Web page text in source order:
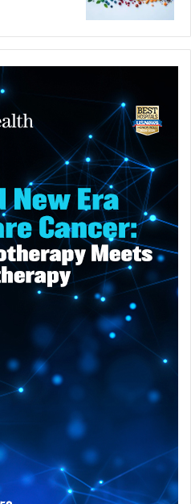
وأعلى الصدر والأجفان
والركبة.
بثرات صغيرة بارزة
عندما تخدش أو
سماكة الجلد
العلاج
رغم عدم وجود علاج نهائي
اليوم بعض الأدوية
تسهم في تهدئة الحالة
تفاقمها خصوصاً مع اتباع
اليومية المتعلقة بالعناية
تجنّب المهيّجات.
يصف الأطباء بعض أنواع
الكورتيكوستيرويد
للإلتهابات ويجب أن تخفف
للاكزيما مثل الالتهاب